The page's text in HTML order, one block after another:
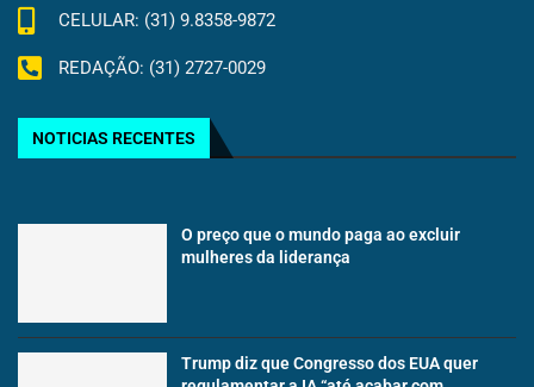
CELULAR: (31) 9.8358-9872
REDAÇÃO: (31) 2727-0029
NOTICIAS RECENTES
O preço que o mundo paga ao excluir
mulheres da liderança
Trump diz que Congresso dos EUA quer